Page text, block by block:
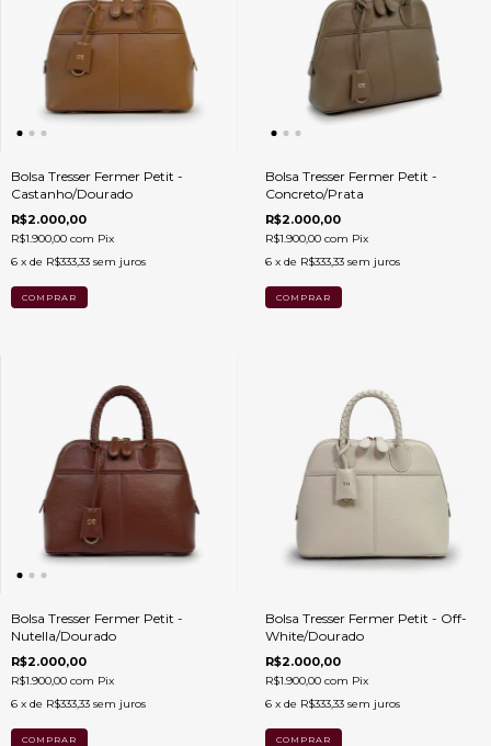
Bolsa Tresser Fermer Petit -
Castanho/Dourado
R$2.000,00
R$1.900,00 com Pix
6 x de R$333,33 sem juros
Bolsa Tresser Fermer Petit -
Concreto/Prata
R$2.000,00
R$1.900,00 com Pix
6 x de R$333,33 sem juros
Bolsa Tresser Fermer Petit -
Nutella/Dourado
R$2.000,00
R$1.900,00 com Pix
6 x de R$333,33 sem juros
Bolsa Tresser Fermer Petit - Off-
White/Dourado
R$2.000,00
R$1.900,00 com Pix
6 x de R$333,33 sem juros